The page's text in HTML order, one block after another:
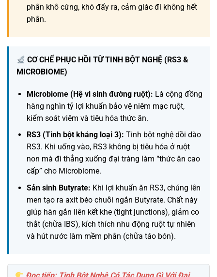
phân khô cứng, khó đẩy ra, cảm giác đi không hết
phân.
CƠ CHẾ PHỤC HỒI TỪ TINH BỘT NGHỆ (RS3 &
MICROBIOME)
Microbiome (Hệ vi sinh đường ruột): Là cộng đồng
hàng nghìn tỷ lợi khuẩn bảo vệ niêm mạc ruột,
kiểm soát viêm và tiêu hóa thức ăn.
RS3 (Tinh bột kháng loại 3): Tinh bột nghệ dồi dào
RS3. Khi uống vào, RS3 không bị tiêu hóa ở ruột
non mà đi thẳng xuống đại tràng làm “thức ăn cao
cấp” cho Microbiome.
Sản sinh Butyrate: Khi lợi khuẩn ăn RS3, chúng lên
men tạo ra axit béo chuỗi ngắn Butyrate. Chất này
giúp hàn gắn liên kết khe (tight junctions), giảm co
thắt (chữa IBS), kích thích nhu động ruột tự nhiên
và hút nước làm mềm phân (chữa táo bón).
Đọc tiếp: Tinh Bột Nghệ Có Tác Dụng Gì Với Đại